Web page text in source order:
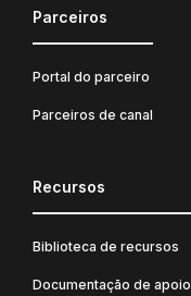
Parceiros
Portal do parceiro
Parceiros de canal
Recursos
Biblioteca de recursos
Documentação de apoio